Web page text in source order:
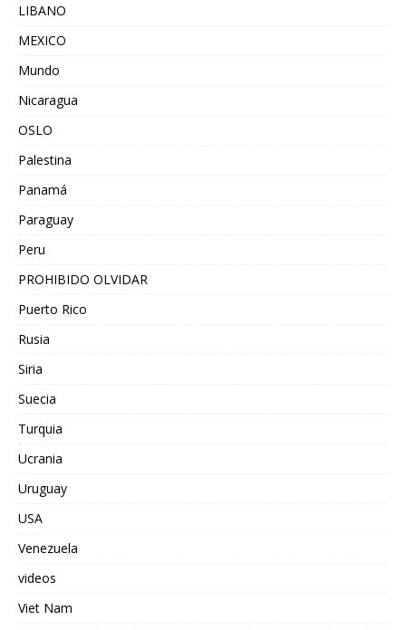
LIBANO
MEXICO
Mundo
Nicaragua
OSLO
Palestina
Panamá
Paraguay
Peru
PROHIBIDO OLVIDAR
Puerto Rico
Rusia
Siria
Suecia
Turquia
Ucrania
Uruguay
USA
Venezuela
videos
Viet Nam